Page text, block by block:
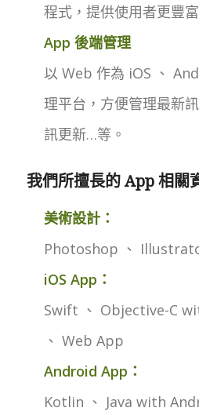
程式，提供使用者更豐
App 後端管理
以 Web 作為 iOS 、
理平台，方便管理最新
訊更新…等。
我們所擅長的 App 相關
美術設計：
Photoshop 、
iOS App：
Swift 、 Objective-C
、 Web App
Android App：
Kotlin 、 Java with